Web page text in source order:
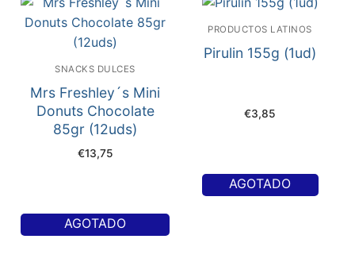
SNACKS DULCES
Mrs Freshley´s Mini
Donuts Chocolate
85gr (12uds)
€13,75
AGOTADO
PRODUCTOS LATINOS
Pirulin 155g (1ud)
€3,85
AGOTADO